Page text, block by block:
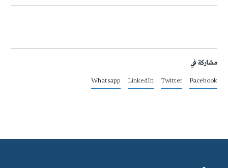
مشاركة في
Facebook
Twitter
LinkedIn
Whatsapp